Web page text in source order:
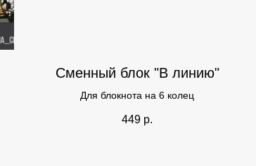
Сменный блок "В линию"
Для блокнота на 6 колец
449 р.